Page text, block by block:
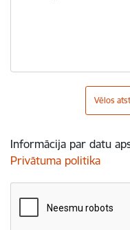
Vēlos
Informācija par datu
Privātuma politika